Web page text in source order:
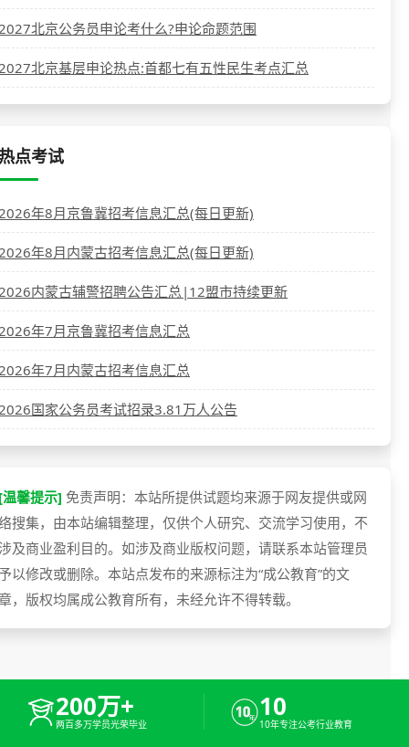
北京公务员申论考什么?申论命题范围
北京基层申论热点:首都七有五性民生考点汇总
点考试
年8月京鲁冀招考信息汇总(每日更新)
年8月内蒙古招考信息汇总(每日更新)
内蒙古辅警招聘公告汇总|12盟市持续更新
年7月京鲁冀招考信息汇总
年7月内蒙古招考信息汇总
国家公务员考试招录3.81万人公告
馨提示] 免责声明：本站所提供试题均来源于网友提供或网
搜集，由本站编辑整理，仅供个人研究、交流学习使用，不
及商业盈利目的。如涉及商业版权问题，请联系本站管理员
以修改或删除。本站点发布的来源标注为“成公教育”的文
，版权均属成公教育所有，未经允许不得转载。
200万+
两百多万学员光荣毕业
10
10年专注公考行业教育